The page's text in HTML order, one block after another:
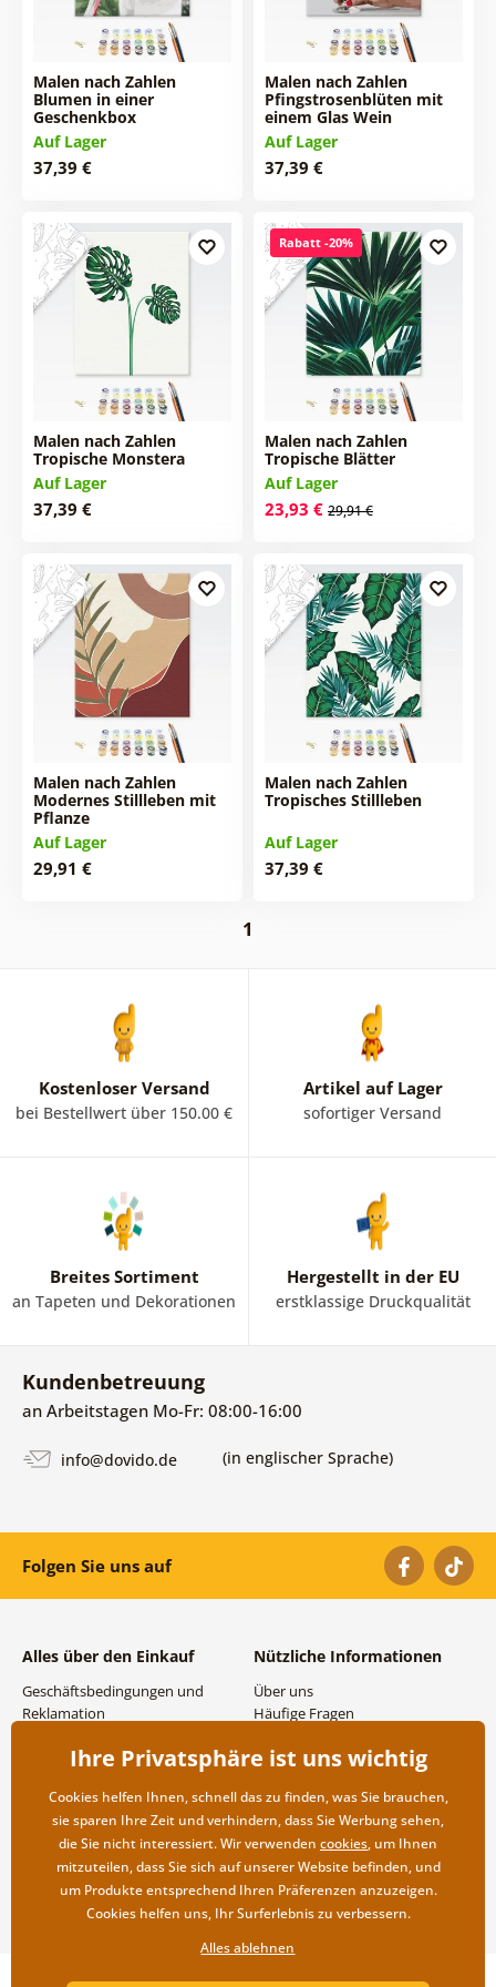
Malen nach Zahlen
Blumen in einer
Geschenkbox
Auf Lager
37,39 €
Malen nach Zahlen
Pfingstrosenblüten mit
einem Glas Wein
Auf Lager
37,39 €
Malen nach Zahlen
Tropische Monstera
Auf Lager
37,39 €
Rabatt -20%
Malen nach Zahlen
Tropische Blätter
Auf Lager
23,93 € 29,91 €
Malen nach Zahlen
Modernes Stillleben mit
Pflanze
Auf Lager
29,91 €
Malen nach Zahlen
Tropisches Stillleben
Auf Lager
37,39 €
1
Kostenloser Versand
bei Bestellwert über 150.00 €
Artikel auf Lager
sofortiger Versand
Breites Sortiment
an Tapeten und Dekorationen
Hergestellt in der EU
erstklassige Druckqualität
Kundenbetreuung
an Arbeitstagen Mo-Fr: 08:00-16:00
info@dovido.de (in englischer Sprache)
Folgen Sie uns auf
Alles über den Einkauf
Geschäftsbedingungen und
Reklamation
Versand- und
Rücksendung der Ware
Nützliche Informationen
Über uns
Häufige Fragen
Großhandel und
Ihre Privatsphäre ist uns wichtig
Cookies helfen Ihnen, schnell das zu finden, was Sie brauchen,
sie sparen Ihre Zeit und verhindern, dass Sie Werbung sehen,
die Sie nicht interessiert. Wir verwenden cookies, um Ihnen
mitzuteilen, dass Sie sich auf unserer Website befinden, und
um Produkte entsprechend Ihren Präferenzen anzuzeigen.
Cookies helfen uns, Ihr Surferlebnis zu verbessern.
Alles ablehnen